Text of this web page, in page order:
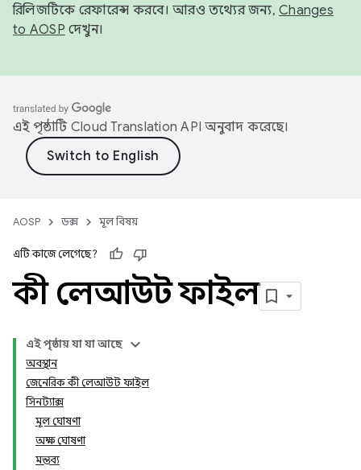
রিলিজটিকে রেফারেন্স করবে। আরও তথ্যের জন্য, Changes
to AOSP দেখুন।
এই পৃষ্ঠাটি Cloud Translation API অনুবাদ করেছে।
AOSP ডক্স মূল বিষয়
এটি কাজে লেগেছে?
কী লেআউট ফাইল
এই পৃষ্ঠায় যা যা আছে
অবস্থান
জেনেরিক কী লেআউট ফাইল
সিনট্যাক্স
মূল ঘোষণা
অক্ষ ঘোষণা
মন্তব্য